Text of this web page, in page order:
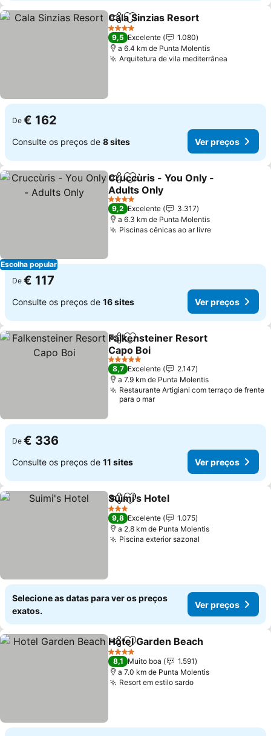
PartilharAdicionar aos favoritos
Cala Sinzias Resort
4 Estrelas
9,5 Excelente
1.080
a 6.4 km de Punta Molentis
Arquitetura de vila mediterrânea
De € 162
Consulte os preços de 8 sites Ver preços
Escolha popular
PartilharAdicionar aos favoritos
Cruccùris - You Only -
Adults Only
Ver preços
4 Estrelas
9,2 Excelente
3.317
a 6.3 km de Punta Molentis
Piscinas cênicas ao ar livreVer preços
De € 117
Consulte os preços de 16 sites Ver preços
PartilharAdicionar aos favoritos
Falkensteiner Resort
Capo Boi
Ver preços
5 Estrelas
8,7 Excelente
2.147
a 7.9 km de Punta Molentis
Restaurante Artigiani com terraço de frente
para o mar
De € 336
Consulte os preços de 11 sites Ver preços
PartilharAdicionar aos favoritos
Suimi's Hotel
3 Estrelas
9,8 Excelente
1.075
a 2.8 km de Punta Molentis
Piscina exterior sazonal
Selecione as datas para ver os preços
exatos.
Ver preços
PartilharAdicionar aos favoritos
Hotel Garden Beach
4 Estrelas
8,1 Muito boa
1.591
a 7.0 km de Punta Molentis
Resort em estilo sardoVer preços